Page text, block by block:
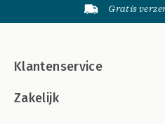
Gratis
Klantenservice
Zakelijk